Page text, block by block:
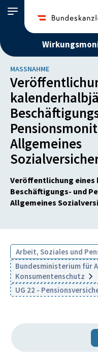
MASSNAHME
Allgemeines
Veröffentlichung eines
Beschäftigungs- und
Allgemeines
Arbeit, Soziales und
Bundesministerium für
Konsumentenschutz
UG 22 -